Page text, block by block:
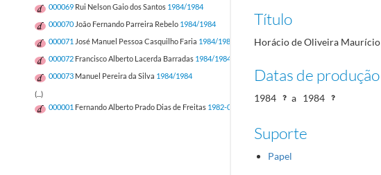
000069 Rui Nelson Gaio dos Santos 1984/1984
000070 João Fernando Parreira Rebelo 1984/1984
000071 José Manuel Pessoa Casquilho Faria 1984/1984
000072 Francisco Alberto Lacerda Barradas 1984/1984
000073 Manuel Pereira da Silva 1984/1984
(...)
000001 Fernando Alberto Prado Dias de Freitas 1982-05-12/1982-05-12
Título
Horácio de Oliveira Maurício
Datas de produção
1984 a 1984
Suporte
Papel